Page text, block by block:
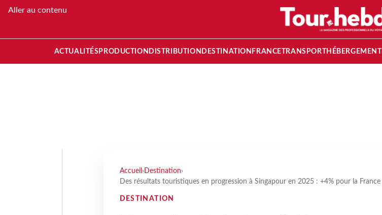
Aller au contenu
ACTUALITÉS PRODUCTION DISTRIBUTION DESTINATION FRANCETRANSPORT HÉBERGEMENT
Accueil › Destination›
Des résultats touristiques en progression à Singapour en 2025 : +4% pour la France
DESTINATION